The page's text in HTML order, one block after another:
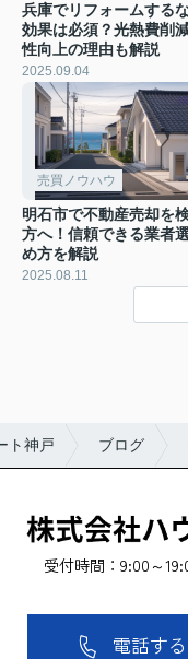
兵庫でリフォームする
効果は必須？光熱費削
性向上の理由も解説
2025.09.04
売買ノウハウ
明石市で不動産売却を
方へ！信頼できる業者
め方を解説
2025.08.11
ト神戸 ブログ
受付時間：9:00～
電話する